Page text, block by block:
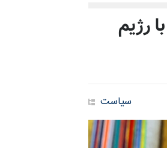
رژیم
سیاست